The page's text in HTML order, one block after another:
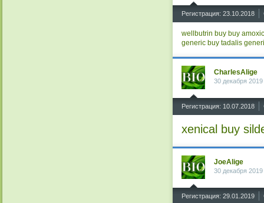
Регистрация: 23.10.2018
wellbutrin buy buy
generic buy tadalis
CharlesAlige
30 декабря
Регистрация: 10.07.2018
xenical buy
JoeAlige
30 декабря
Регистрация: 29.01.2019